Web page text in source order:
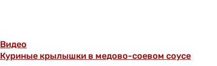
Видео
Куриные крылышки в медово-соевом соусе